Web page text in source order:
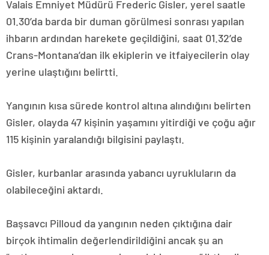
Valais Emniyet Müdürü Frederic Gisler, yerel saatle
01.30’da barda bir duman görülmesi sonrası yapılan
ihbarın ardından harekete geçildiğini, saat 01.32’de
Crans-Montana’dan ilk ekiplerin ve itfaiyecilerin olay
yerine ulaştığını belirtti.
Yangının kısa sürede kontrol altına alındığını belirten
Gisler, olayda 47 kişinin yaşamını yitirdiği ve çoğu ağır
115 kişinin yaralandığı bilgisini paylaştı.
Gisler, kurbanlar arasında yabancı uyrukluların da
olabileceğini aktardı.
Başsavcı Pilloud da yangının neden çıktığına dair
birçok ihtimalin değerlendirildiğini ancak şu an